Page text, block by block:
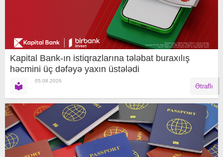
Kapital Bank-ın istiqrazlarına tələbat buraxılış
həcmini üç dəfəyə yaxın üstələdi
05.08.2026
Ətraflı